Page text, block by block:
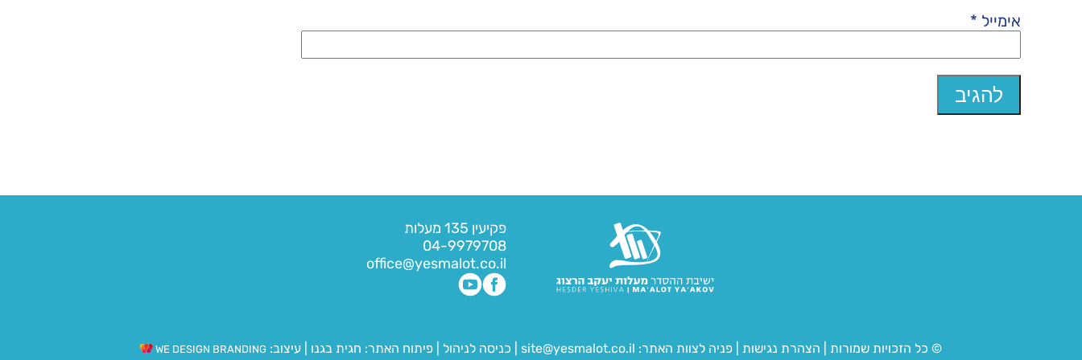
אימייל *
פקיעין 135 מעלות
04-9979708
office@yesmalot.co.il
© כל הזכויות שמורות הצהרת נגישות פניה לצוות האתר: site@yesmalot.co.il כניסה לניהול פיתוח האתר: חגית בגנו עיצוב: WE DESIGN BRANDING